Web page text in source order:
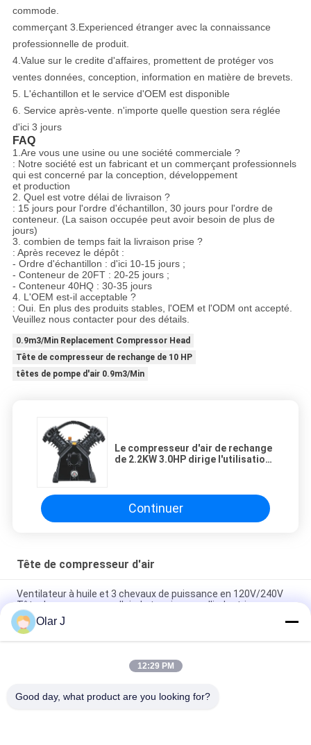
commode.
commerçant 3.Experienced étranger avec la connaissance
professionnelle de produit.
4.Value sur le credite d'affaires, promettent de protéger vos
ventes données, conception, information en matière de brevets.
5. L'échantillon et le service d'OEM est disponible
6. Service après-vente. n'importe quelle question sera réglée
d'ici 3 jours
FAQ
1.Are vous une usine ou une société commerciale ?
: Notre société est un fabricant et un commerçant professionnels
qui est concerné par la conception, développement
et production
2. Quel est votre délai de livraison ?
: 15 jours pour l'ordre d'échantillon, 30 jours pour l'ordre de
conteneur. (La saison occupée peut avoir besoin de plus de
jours)
3. combien de temps fait la livraison prise ?
: Après recevez le dépôt :
- Ordre d'échantillon : d'ici 10-15 jours ;
- Conteneur de 20FT : 20-25 jours ;
- Conteneur 40HQ : 30-35 jours
4. L'OEM est-il acceptable ?
: Oui. En plus des produits stables, l'OEM et l'ODM ont accepté.
Veuillez nous contacter pour des détails.
0.9m3/Min Replacement Compressor Head
Tête de compresseur de rechange de 10 HP
têtes de pompe d'air 0.9m3/Min
Le compresseur d'air de rechange
de 2.2KW 3.0HP dirige l'utilisation
Continuer
Tête de compresseur d'air
Ventilateur à huile et 3 chevaux de puissance en 120V/240V
Tête de compresseur d'air de tension pour l'industrie
Tête de compresseur d'air de tension 120V/240V avec 2
cylindres et pression 0,8Mpa/115psi
Tête de compresseur d'air industriel avec des performances
Olar J
12:29 PM
Good day, what product are you looking for?